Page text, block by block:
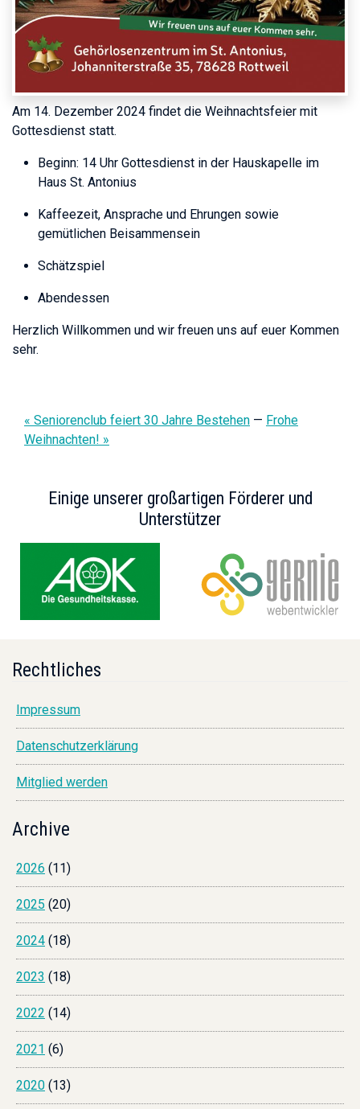
Am 14. Dezember 2024 findet die Weihnachtsfeier mit
Gottesdienst statt.
Beginn: 14 Uhr Gottesdienst in der Hauskapelle im
Haus St. Antonius
Kaffeezeit, Ansprache und Ehrungen sowie
gemütlichen Beisammensein
Schätzspiel
Abendessen
Herzlich Willkommen und wir freuen uns auf euer Kommen
sehr.
« Seniorenclub feiert 30 Jahre Bestehen — Frohe
Weihnachten! »
Einige unserer großartigen Förderer und
Unterstützer
Rechtliches
Impressum
Datenschutzerklärung
Mitglied werden
Archive
2026 (11)
2025 (20)
2024 (18)
2023 (18)
2022 (14)
2021 (6)
2020 (13)